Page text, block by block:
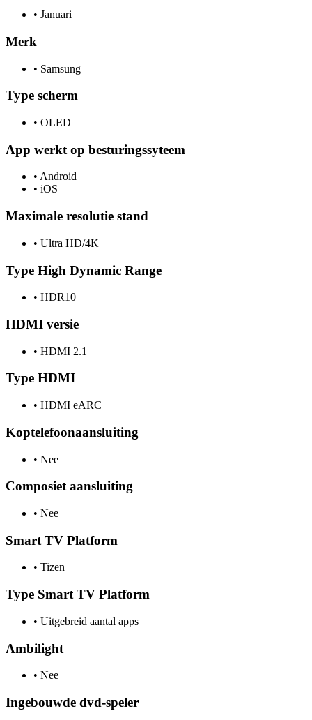
• Januari
Merk
• Samsung
Type scherm
• OLED
App werkt op besturingssyteem
• Android
• iOS
Maximale resolutie stand
• Ultra HD/4K
Type High Dynamic Range
• HDR10
HDMI versie
• HDMI 2.1
Type HDMI
• HDMI eARC
Koptelefoonaansluiting
• Nee
Composiet aansluiting
• Nee
Smart TV Platform
• Tizen
Type Smart TV Platform
• Uitgebreid aantal apps
Ambilight
• Nee
Ingebouwde dvd-speler